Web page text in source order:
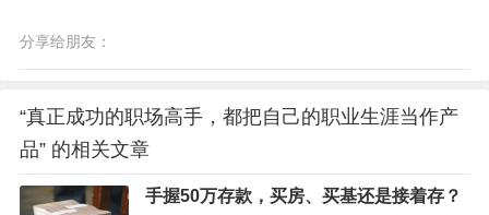
分享给朋友：
“真正成功的职场高手，都把自己的职业生涯当作产
品” 的相关文章
手握50万存款，买房、买基还是接着存？